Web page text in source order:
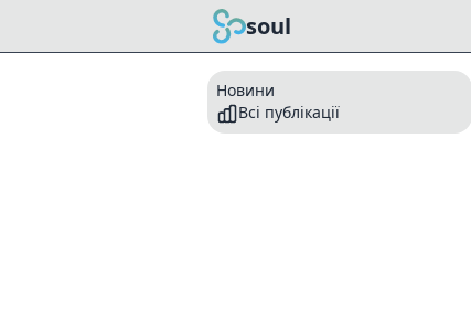
soul
Новини
Всі публікації